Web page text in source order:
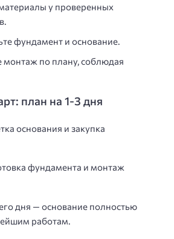
у проверенных
фундамент и основание.
монтаж по плану, соблюдая
план на 1-3 дня
основания и закупка
фундамента и монтаж
дня — основание полностью
работам.